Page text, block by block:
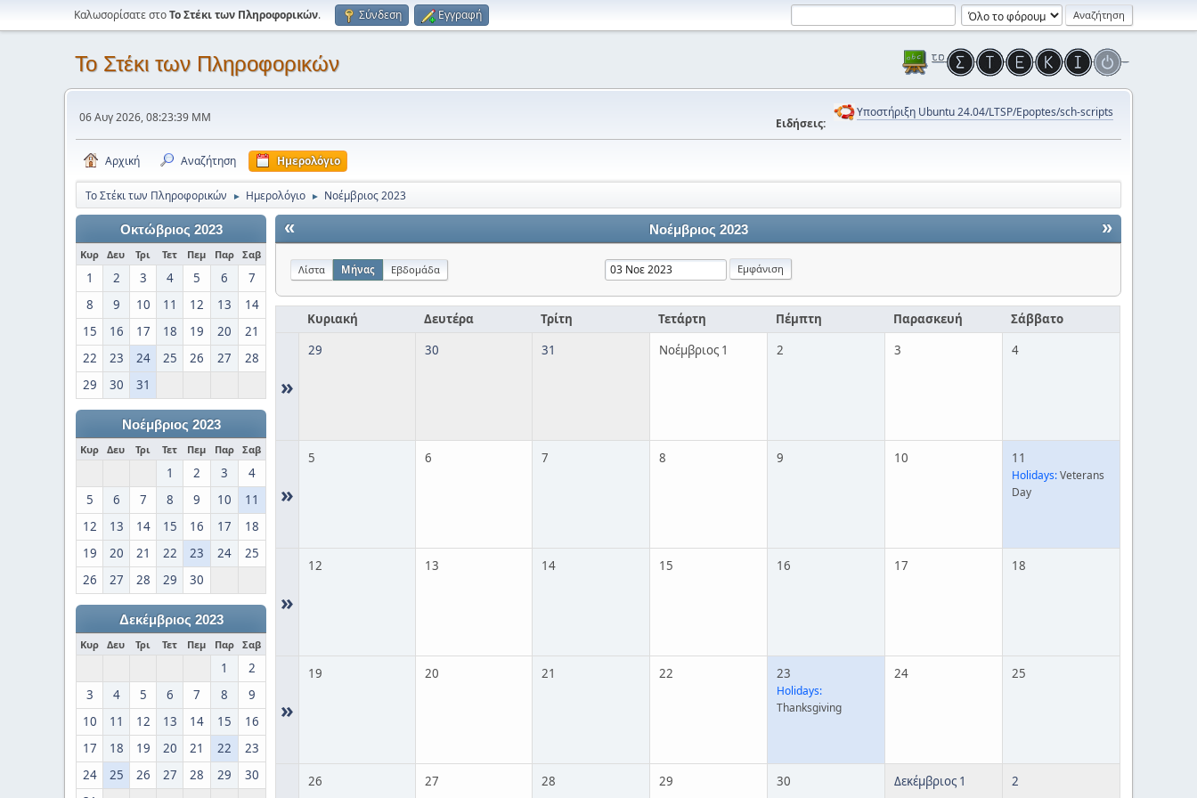
Καλωσορίσατε στοΤο Στέκι των Πληροφορικών. Σύνδεση Εγγραφή
Το Στέκι των Πληροφορικών
06 Αυγ 2026, 08:23:39 ΜΜ Ειδήσεις:
Υποστήριξη Ubuntu 24.04/LTSP/Epoptes/sch-scripts
Αρχική Αναζήτηση Ημερολόγιο
Το Στέκι των Πληροφορικών ► Ημερολόγιο ► Νοέμβριος 2023
Οκτώβριος 2023
Κυρ Δευ Τρι Τετ Πεμ Παρ Σαβ
1 2 3 4 5 6
7
8
9 10 11 12 13
14
15
16 17 18 19 20
21
22
23 24 25 26 27
28
29
30 31
Νοέμβριος 2023
Κυρ Δευ Τρι Τετ Πεμ Παρ Σαβ
1 2 3
4
5
6 7 8 9 10
11
12
13 14 15 16 17
18
19
20 21 22 23 24
25
26
27 28 29 30
Δεκέμβριος 2023
Κυρ Δευ Τρι Τετ Πεμ Παρ Σαβ
1
2
3
4 5 6 7 8
9
10
11 12 13 14 15
16
17
18 19 20 21 22
23
24
25 26 27 28 29
30
« »
Νοέμβριος 2023
Λίστα Μήνας Εβδομάδα
Κυριακή Δευτέρα Τρίτη Τετάρτη Πέμπτη Παρασκευή Σάββατο
»
29 30 31 Νοέμβριος 1 2 3 4
»
5 6 7 8 9 10 11
Holidays:Veterans
Day
»
12 13 14 15 16 17 18
»
19 20 21 22 23
Holidays:
Thanksgiving
24 25
26 27 28 29 30 Δεκέμβριος 1 2